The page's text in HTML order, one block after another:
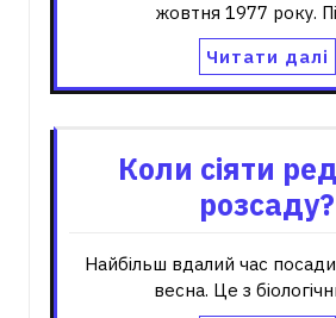
жовтня 1977 року.
Читати далі
Коли сіяти
розсаду?
Найбільш вдалий час
весна. Це з